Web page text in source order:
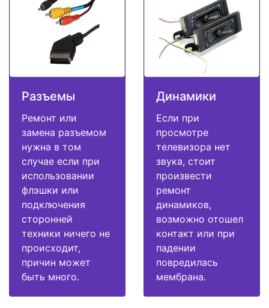
Разъемы
Ремонт или
замена разъемом
нужна в том
случае если при
использовании
флэшки или
подключения
сторонней
техники ничего не
происходит,
причин может
быть много.
Динамики
Если при
просмотре
телевизора нет
звука, стоит
произвести
ремонт
динамиков,
возможно отошел
контакт или при
падении
повредилась
мембрана.